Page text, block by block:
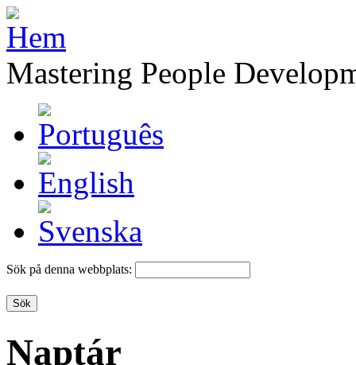
Mastering People
Sök på denna webbplats:
Naptár